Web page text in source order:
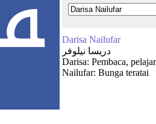
Darisa Nailufar
دريسا نيلوفر
Darisa: Pembaca, pelajar
Nailufar: Bunga teratai